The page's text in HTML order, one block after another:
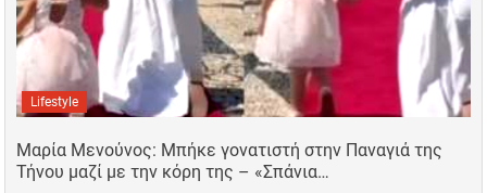
Lifestyle
Μαρία Μενούνος: Μπήκε γονατιστή στην Παναγιά της
Τήνου μαζί με την κόρη της – «Σπάνια…